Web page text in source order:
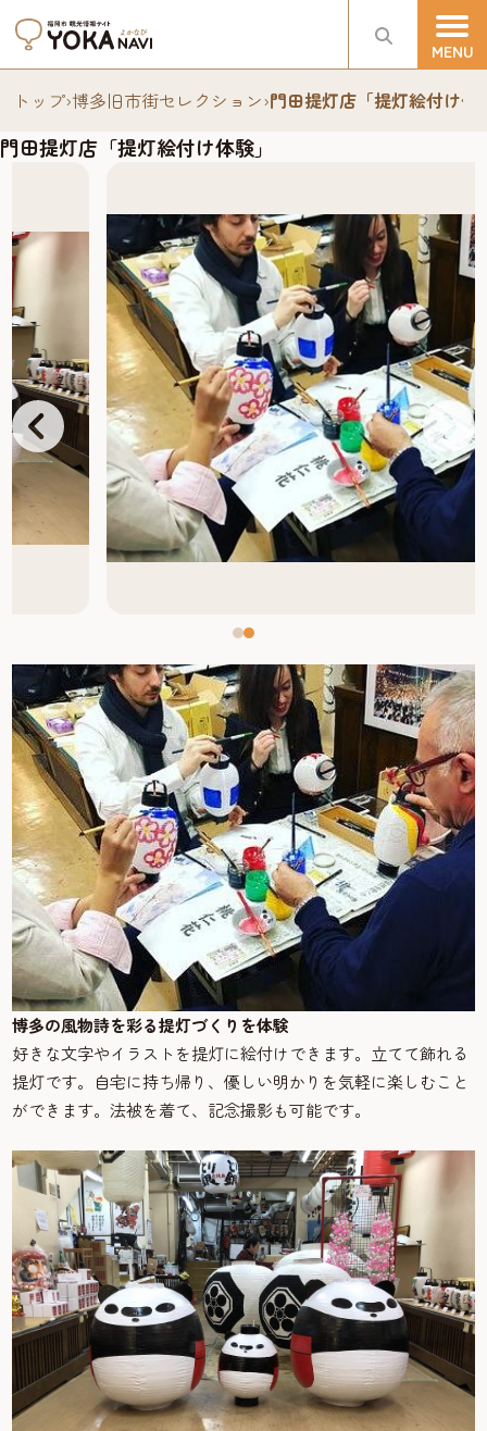
トップ›博多旧市街セレクション›門田提灯店「提灯絵付け体
門田提灯店「提灯絵付け体験」
博多の風物詩を彩る提灯づくりを体験
好きな文字やイラストを提灯に絵付けできます。立てて飾れる
提灯です。自宅に持ち帰り、優しい明かりを気軽に楽しむこと
ができます。法被を着て、記念撮影も可能です。